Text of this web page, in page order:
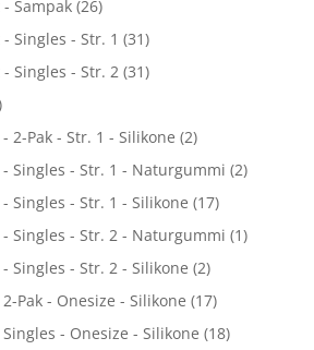
- Sampak (26)
Singles - Str. 1 (31)
- Singles - Str. 2 (31)
2-Pak - Str. 1 - Silikone (2)
- Singles - Str. 1 - Naturgummi (2)
Singles - Str. 1 - Silikone (17)
- Singles - Str. 2 - Naturgummi (1)
Singles - Str. 2 - Silikone (2)
Pak - Onesize - Silikone (17)
Singles - Onesize - Silikone (18)